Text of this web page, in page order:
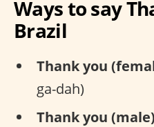
Ways to say
Brazil
Thank you
ga-dah)
Thank you